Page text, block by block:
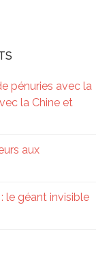
pénuries avec la
la Chine et
aux
le géant invisible